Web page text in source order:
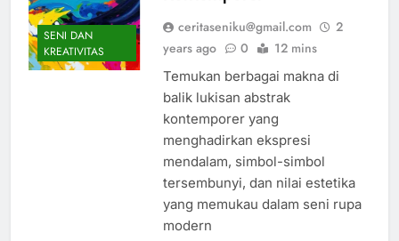
SENI DAN
KREATIVITAS
ceritaseniku@gmail.com
2
years ago
0 12 mins
Temukan berbagai makna di
balik lukisan abstrak
kontemporer yang
menghadirkan ekspresi
mendalam, simbol-simbol
tersembunyi, dan nilai estetika
yang memukau dalam seni rupa
modern